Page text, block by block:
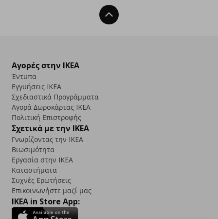
Back To Top
Αγορές στην IKEA
Έντυπα
Εγγυήσεις IKEA
Σχεδιαστικά Προγράμματα
Αγορά Δωρoκάρτας IKEA
Πολιτική Επιστροφής
Σχετικά με την IKEA
Γνωρίζοντας την IKEA
Βιωσιμότητα
Εργασία στην IKEA
Καταστήματα
Συχνές Ερωτήσεις
Επικοινωνήστε μαζί μας
IKEA in Store App: